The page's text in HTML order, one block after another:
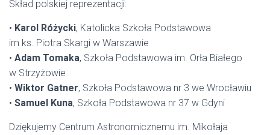
Skład polskiej reprezentacji:
• Karol Różycki, Katolicka Szkoła Podstawowa
im ks. Piotra Skargi w Warszawie
• Adam Tomaka, Szkoła Podstawowa im. Orła Białego
w Strzyżowie
• Wiktor Gatner, Szkoła Podstawowa nr 3 we Wrocławiu
• Samuel Kuna, Szkoła Podstawowa nr 37 w Gdyni
Dziękujemy Centrum Astronomicznemu im. Mikołaja